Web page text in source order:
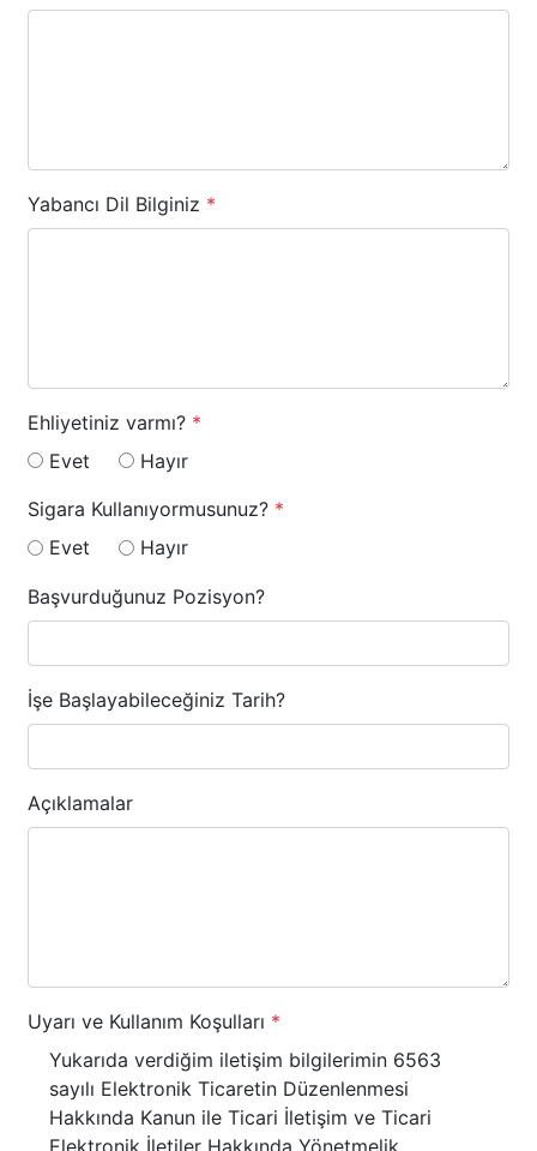
Yabancı Dil Bilginiz *
Ehliyetiniz varmı? *
Evet
Hayır
Sigara Kullanıyormusunuz? *
Evet
Hayır
Başvurduğunuz Pozisyon?
İşe Başlayabileceğiniz Tarih?
Açıklamalar
Uyarı ve Kullanım Koşulları *
Yukarıda verdiğim iletişim bilgilerimin 6563
sayılı Elektronik Ticaretin Düzenlenmesi
Hakkında Kanun ile Ticari İletişim ve Ticari
Elektronik İletiler Hakkında Yönetmelik